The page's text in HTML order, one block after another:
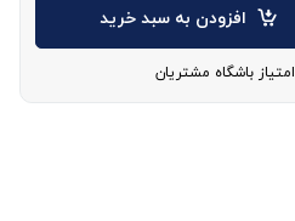
افزودن به سبد خرید
امتیاز باشگاه مشتریان